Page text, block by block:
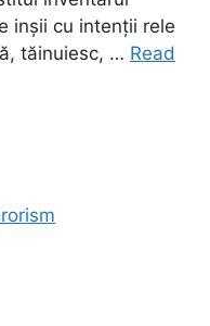
inșii cu intenții rele
tăinuiesc, … Read